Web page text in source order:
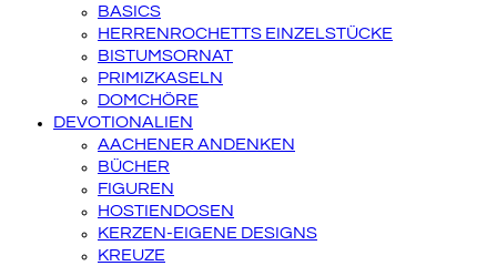
BASICS
HERRENROCHETTS EINZELSTÜCKE
BISTUMSORNAT
PRIMIZKASELN
DOMCHÖRE
DEVOTIONALIEN
AACHENER ANDENKEN
BÜCHER
FIGUREN
HOSTIENDOSEN
KERZEN-EIGENE DESIGNS
KREUZE